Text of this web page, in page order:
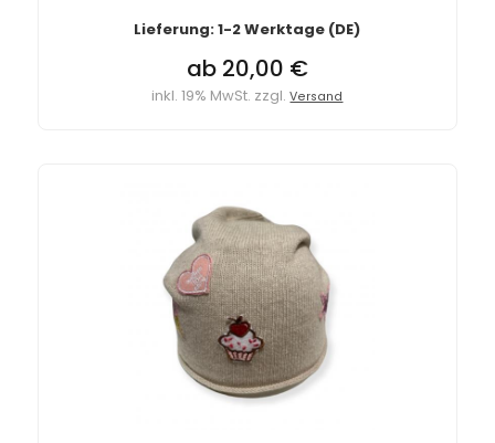
Lieferung: 1-2 Werktage (DE)
ab 20,00 €
inkl. 19% MwSt. zzgl.Versand